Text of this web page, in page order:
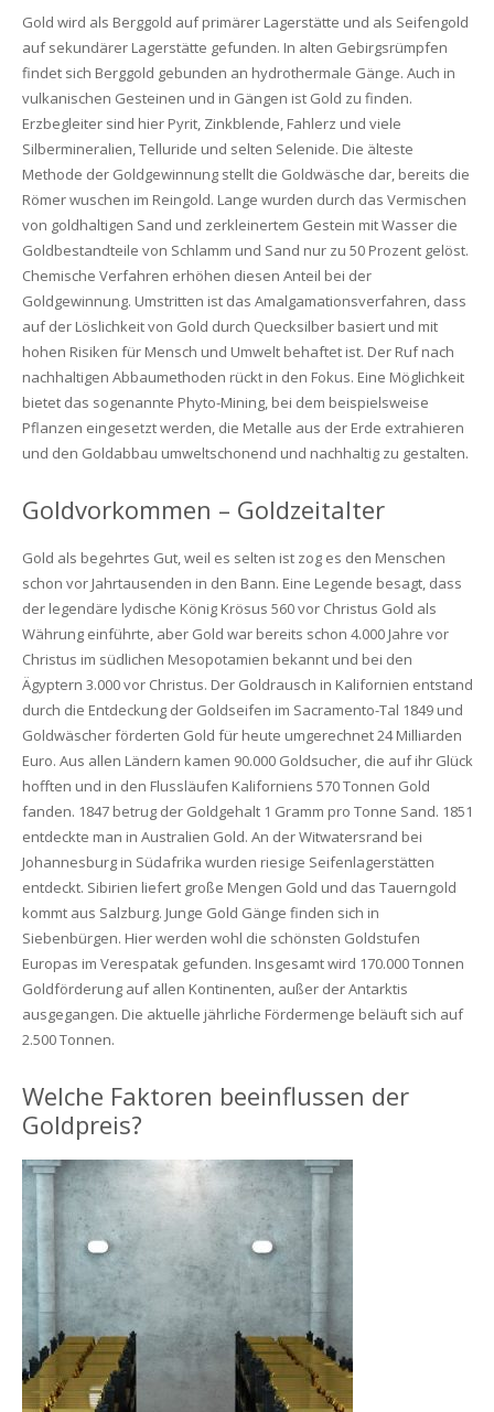
Gold wird als Berggold auf primärer Lagerstätte und als Seifengold
auf sekundärer Lagerstätte gefunden. In alten Gebirgsrümpfen
findet sich Berggold gebunden an hydrothermale Gänge. Auch in
vulkanischen Gesteinen und in Gängen ist Gold zu finden.
Erzbegleiter sind hier Pyrit, Zinkblende, Fahlerz und viele
Silbermineralien, Telluride und selten Selenide. Die älteste
Methode der Goldgewinnung stellt die Goldwäsche dar, bereits die
Römer wuschen im Reingold. Lange wurden durch das Vermischen
von goldhaltigen Sand und zerkleinertem Gestein mit Wasser die
Goldbestandteile von Schlamm und Sand nur zu 50 Prozent gelöst.
Chemische Verfahren erhöhen diesen Anteil bei der
Goldgewinnung. Umstritten ist das Amalgamationsverfahren, dass
auf der Löslichkeit von Gold durch Quecksilber basiert und mit
hohen Risiken für Mensch und Umwelt behaftet ist. Der Ruf nach
nachhaltigen Abbaumethoden rückt in den Fokus. Eine Möglichkeit
bietet das sogenannte Phyto-Mining, bei dem beispielsweise
Pflanzen eingesetzt werden, die Metalle aus der Erde extrahieren
und den Goldabbau umweltschonend und nachhaltig zu gestalten.
Goldvorkommen – Goldzeitalter
Gold als begehrtes Gut, weil es selten ist zog es den Menschen
schon vor Jahrtausenden in den Bann. Eine Legende besagt, dass
der legendäre lydische König Krösus 560 vor Christus Gold als
Währung einführte, aber Gold war bereits schon 4.000 Jahre vor
Christus im südlichen Mesopotamien bekannt und bei den
Ägyptern 3.000 vor Christus. Der Goldrausch in Kalifornien entstand
durch die Entdeckung der Goldseifen im Sacramento-Tal 1849 und
Goldwäscher förderten Gold für heute umgerechnet 24 Milliarden
Euro. Aus allen Ländern kamen 90.000 Goldsucher, die auf ihr Glück
hofften und in den Flussläufen Kaliforniens 570 Tonnen Gold
fanden. 1847 betrug der Goldgehalt 1 Gramm pro Tonne Sand. 1851
entdeckte man in Australien Gold. An der Witwatersrand bei
Johannesburg in Südafrika wurden riesige Seifenlagerstätten
entdeckt. Sibirien liefert große Mengen Gold und das Tauerngold
kommt aus Salzburg. Junge Gold Gänge finden sich in
Siebenbürgen. Hier werden wohl die schönsten Goldstufen
Europas im Verespatak gefunden. Insgesamt wird 170.000 Tonnen
Goldförderung auf allen Kontinenten, außer der Antarktis
ausgegangen. Die aktuelle jährliche Fördermenge beläuft sich auf
2.500 Tonnen.
Welche Faktoren beeinflussen der
Goldpreis?